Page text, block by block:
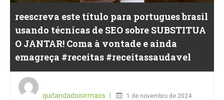
reescreva este título para portugues brasil
usando técnicas de SEO sobre SUBSTITUA
O JANTAR! Coma à vontade e ainda
emagreça #receitas #receitassaudavel
quitandadoisirmaos
1 de novembro de 2024